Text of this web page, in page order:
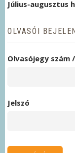
Július-augusztus
OLVASÓI
Olvasójegy szám
Jelszó